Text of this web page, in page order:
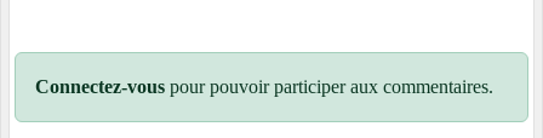
Connectez-vous pour pouvoir participer aux commentaires.